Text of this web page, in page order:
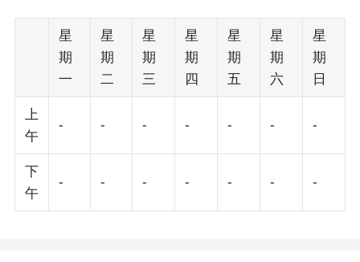
星
期
一
星
期
二
星
期
三
星
期
四
星
期
五
星
期
六
星
期
日
上
午
- - - - - - -
下
午
- - - - - - -